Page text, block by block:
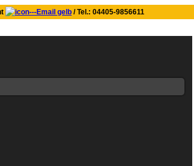
/ Tel.: 04405-9856611